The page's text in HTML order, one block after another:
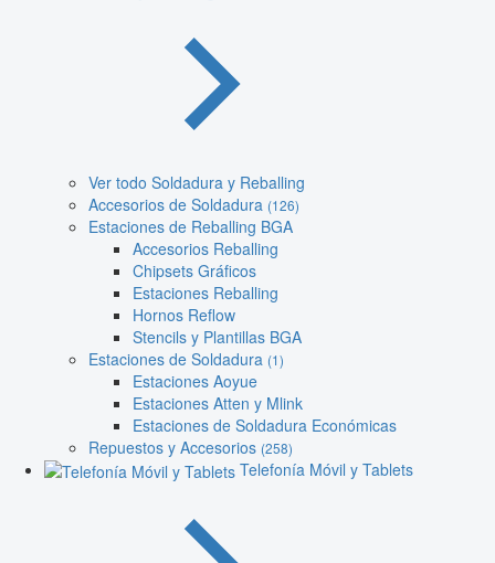
Ver todo Soldadura y Reballing
Accesorios de Soldadura (126)
Estaciones de Reballing BGA
Accesorios Reballing
Chipsets Gráficos
Estaciones Reballing
Hornos Reflow
Stencils y Plantillas BGA
Estaciones de Soldadura (1)
Estaciones Aoyue
Estaciones Atten y Mlink
Estaciones de Soldadura Económicas
Repuestos y Accesorios (258)
Telefonía Móvil y Tablets